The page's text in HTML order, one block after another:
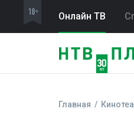
Онлайн ТВ
Главная